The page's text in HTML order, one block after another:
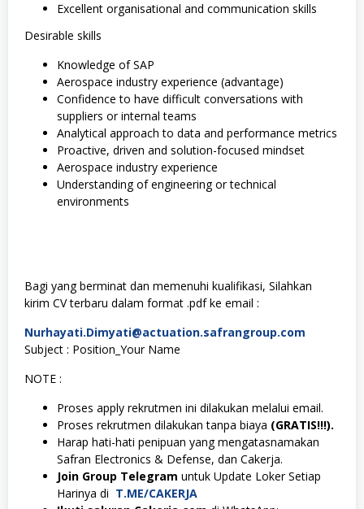
Excellent organisational and communication skills
Desirable skills
Knowledge of SAP
Aerospace industry experience (advantage)
Confidence to have difficult conversations with
suppliers or internal teams
Analytical approach to data and performance metrics
Proactive, driven and solution-focused mindset
Aerospace industry experience
Understanding of engineering or technical
environments
Bagi yang berminat dan memenuhi kualifikasi, Silahkan
kirim CV terbaru dalam format .pdf ke email :
Nurhayati.Dimyati@actuation.safrangroup.com
Subject : Position_Your Name
NOTE :
Proses apply rekrutmen ini dilakukan melalui email.
Proses rekrutmen dilakukan tanpa biaya (GRATIS!!!).
Harap hati-hati penipuan yang mengatasnamakan
Safran Electronics & Defense, dan Cakerja.
Join Group Telegram untuk Update Loker Setiap
Harinya di T.ME/CAKERJA